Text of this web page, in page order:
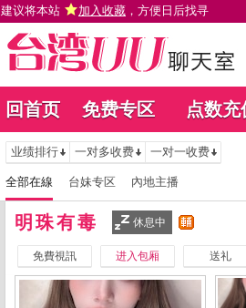
建议将本站 加入收藏 ，方便日后找寻
回首页 免费专区 点数充
业绩排行 一对多收费 一对一收费
全部在線 台妹专区 內地主播
明珠有毒 休息中
免費視訊 进入包厢 送礼